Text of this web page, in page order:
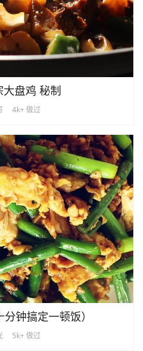
盘鸡 秘制
4k+ 做过
钟搞定一顿饭）
5k+ 做过